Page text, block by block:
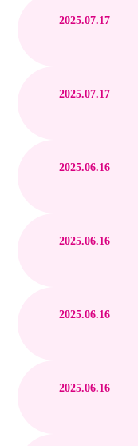
2025.07.17
2025.07.17
2025.06.16
2025.06.16
2025.06.16
2025.06.16